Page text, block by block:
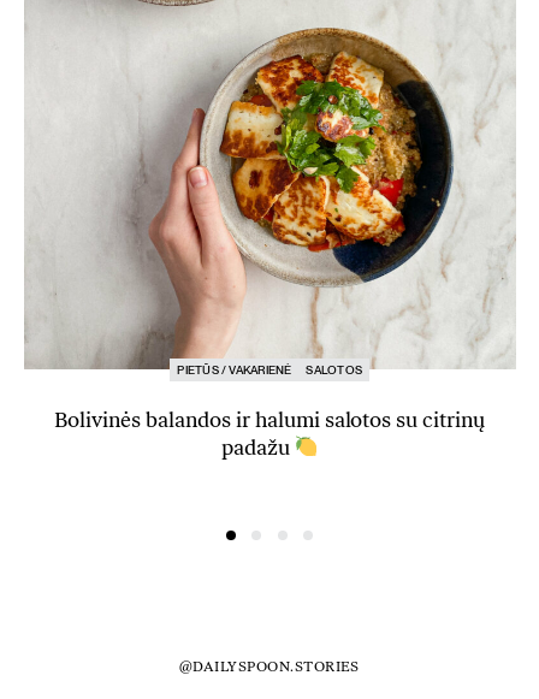
PIETŪS / VAKARIENĖ SALOTOS
Bolivinės balandos ir halumi salotos su citrinų
padažu
@DAILYSPOON.STORIES